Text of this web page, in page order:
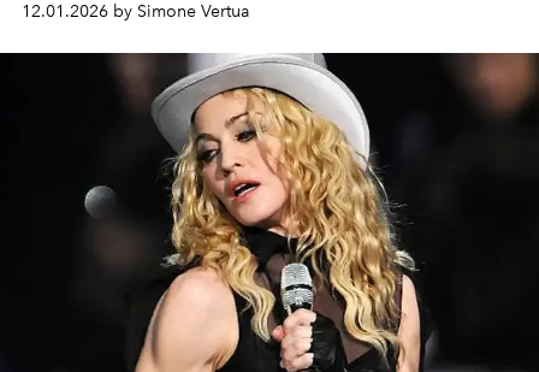
liberté créative.
12.01.2026 by Simone Vertua